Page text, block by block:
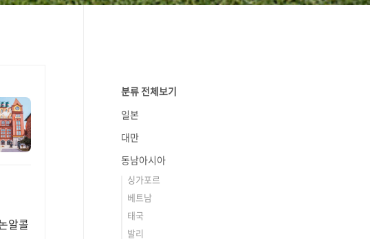
알콜
분류 전체보기
일본
대만
동남아시아
싱가포르
베트남
태국
발리